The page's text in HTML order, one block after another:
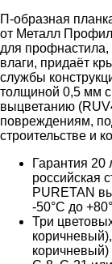
П-образная
от Металл
для
влаги, придаёт
службы
толщиной 0,5 мм с
выцветанию
повреждениям,
строительстве и
Гарантия 20
российская
PURETAN
-50°C до
Три